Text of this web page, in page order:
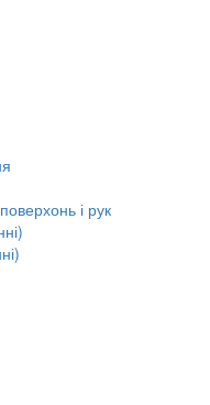
і рук